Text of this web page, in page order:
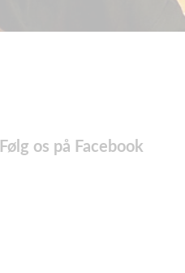
Følg os på Facebook